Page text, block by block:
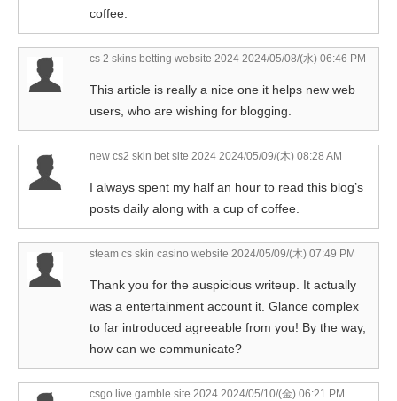
coffee.
cs 2 skins betting website 2024 2024/05/08/(水) 06:46 PM
This article is really a nice one it helps new web
users, who are wishing for blogging.
new cs2 skin bet site 2024 2024/05/09/(木) 08:28 AM
I always spent my half an hour to read this blog’s
posts daily along with a cup of coffee.
steam cs skin casino website 2024/05/09/(木) 07:49 PM
Thank you for the auspicious writeup. It actually
was a entertainment account it. Glance complex
to far introduced agreeable from you! By the way,
how can we communicate?
csgo live gamble site 2024 2024/05/10/(金) 06:21 PM